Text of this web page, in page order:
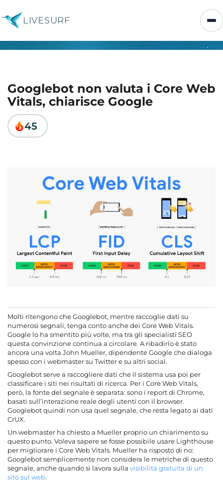
LIVESURF
Googlebot non valuta i Core Web
Vitals, chiarisce Google
45
Molti ritengono che Googlebot, mentre raccoglie dati su
numerosi segnali, tenga conto anche dei Core Web Vitals.
Google lo ha smentito più volte, ma tra gli specialisti SEO
questa convinzione continua a circolare. A ribadirlo è stato
ancora una volta John Mueller, dipendente Google che dialoga
spesso con i webmaster su Twitter e su altri social.
Googlebot serve a raccogliere dati che il sistema usa poi per
classificare i siti nei risultati di ricerca. Per i Core Web Vitals,
però, la fonte del segnale è separata: sono i report di Chrome,
basati sull’interazione reale degli utenti con il browser.
Googlebot quindi non usa quel segnale, che resta legato ai dati
CrUX.
Un webmaster ha chiesto a Mueller proprio un chiarimento su
questo punto. Voleva sapere se fosse possibile usare Lighthouse
per migliorare i Core Web Vitals. Mueller ha risposto di no:
Googlebot semplicemente non considera le metriche di questo
segnale, anche quando si lavora sulla visibilità gratuita di un
sito sul web.